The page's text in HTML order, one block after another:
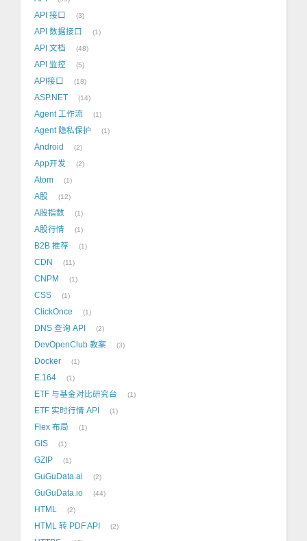
API 接口 3
API 数据接口 1
API 文档 48
API 监控 5
API接口 18
ASP.NET 14
Agent 工作流 1
Agent 隐私保护 1
Android 2
App开发 2
Atom 1
A股 12
A股指数 1
A股行情 1
B2B 推荐 1
CDN 11
CNPM 1
CSS 1
ClickOnce 1
DNS 查询 API 2
DevOpenClub 教案 3
Docker 1
E.164 1
ETF 与基金对比研究台 1
ETF 实时行情 API 1
Flex 布局 1
GIS 1
GZIP 1
GuGuData.ai 2
GuGuData.io 44
HTML 2
HTML 转 PDF API 2